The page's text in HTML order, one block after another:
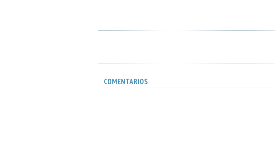
COMENTARIOS